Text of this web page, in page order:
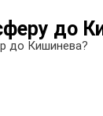
до
до Кишинева?